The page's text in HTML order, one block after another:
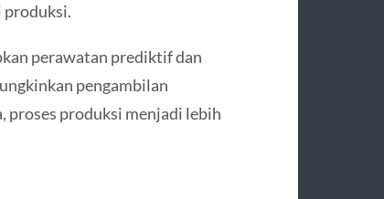
produksi.
perawatan prediktif dan
pengambilan
proses produksi menjadi lebih